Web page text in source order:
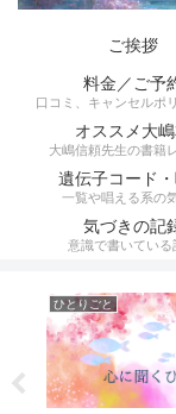
ご挨拶
料金／ご予
口コミ、キャンセルポ
オススメ大
大嶋信頼先生の書籍
遺伝子コード
一覧や唱える系の
気づきの記
意識で書いている
ひとりごと